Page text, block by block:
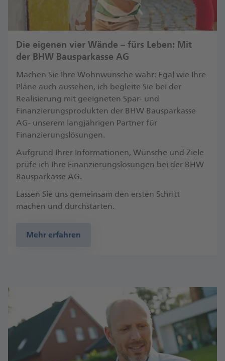
Die eigenen vier Wände – fürs Leben: Mit
der BHW Bausparkasse AG
Machen Sie Ihre Wohnwünsche wahr: Egal wie Ihre
Pläne auch aussehen, ich begleite Sie bei der
Realisierung mit geeigneten Spar- und
Finanzierungsprodukten der BHW Bausparkasse
AG- unserem langjährigen Partner für
Finanzierungslösungen.
Aufgrund Ihrer Informationen, Wünsche und Ziele
prüfe ich Ihre Finanzierungslösungen bei der BHW
Bausparkasse AG.
Lassen Sie uns gemeinsam den ersten Schritt
machen und durchstarten.
Mehr erfahren